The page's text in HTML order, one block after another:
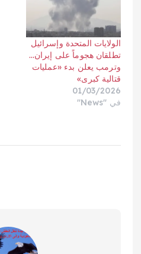
الولايات المتحدة وإسرائيل
تطلقان هجوماً على إيران…
وترمب يعلن بدء «عمليات
قتالية كبرى»
01/03/2026
في "News"